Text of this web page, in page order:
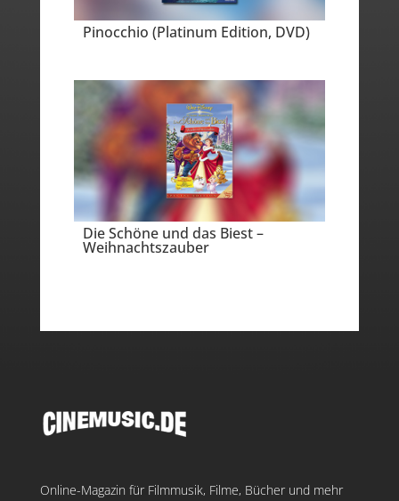
Pinocchio (Platinum Edition, DVD)
Die Schöne und das Biest –
Weihnachtszauber
Online-Magazin für Filmmusik, Filme, Bücher und mehr